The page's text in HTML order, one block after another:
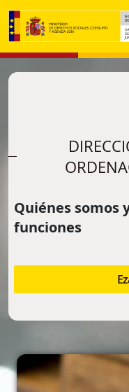
Skip to main content
Quiénes somos
funciones